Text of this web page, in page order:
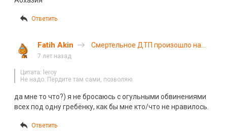
Ответить
Fatih Akin
Смертельное ДТП произошло на
7 лет назад
Цитата: leroy
Не надо. Пердите там сами, позволяю.
да мне то что?) я не бросаюсь с огульными обвинениями
всех под одну гребёнку, как бы мне кто/что не нравилось.
Ответить